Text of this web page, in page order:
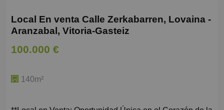
Local En venta Calle Zerkabarren, Lovaina -
Aranzabal, Vitoria-Gasteiz
100.000 €
140m²